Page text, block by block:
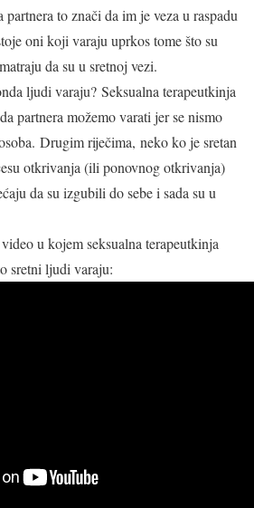
to znači da im je veza u raspadu
oni koji varaju uprkos tome što su
da su u sretnoj vezi.
ljudi varaju? Seksualna terapeutkinja
partnera možemo varati jer se nismo
Drugim riječima, neko ko je sretan
otkrivanja (ili ponovnog otkrivanja)
da su izgubili do sebe i sada su u
u kojem seksualna terapeutkinja
sretni ljudi varaju: